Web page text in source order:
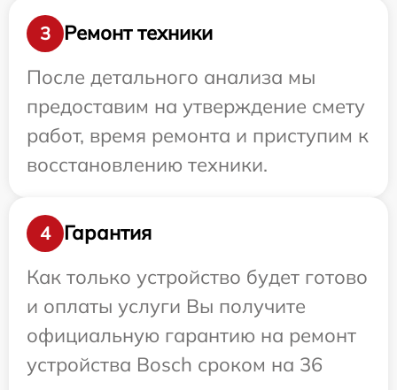
3
Ремонт техники
После детального анализа мы
предоставим на утверждение смету
работ, время ремонта и приступим к
восстановлению техники.
4
Гарантия
Как только устройство будет готово
и оплаты услуги Вы получите
официальную гарантию на ремонт
устройства Bosch сроком на 36